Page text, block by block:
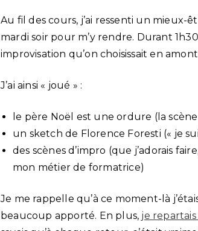
Au fil des cours, j’ai ressenti un mieux-
mardi soir pour m’y rendre. Durant
improvisation qu’on choisissait en
J’ai ainsi « joué » :
le père Noël est une ordure (la
un sketch de Florence Foresti (« je
des scènes d’impro (que j’adorais
mon métier de formatrice)
Je me rappelle qu’à ce moment-là
beaucoup apporté. En plus, je